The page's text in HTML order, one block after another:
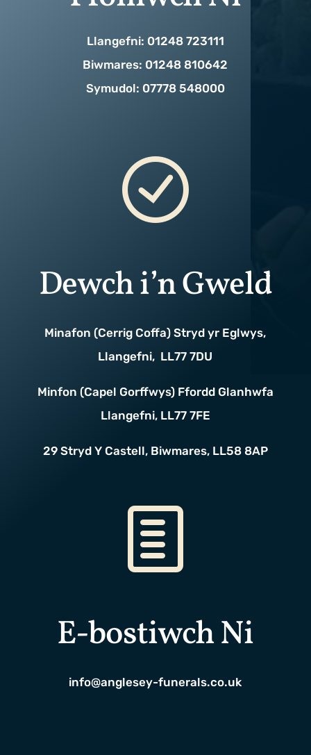
Llangefni: 01248 723111
Biwmares: 01248 810642
Symudol: 07778 548000
Dewch i’n Gweld
Minafon (Cerrig Coffa) Stryd yr Eglwys,
Llangefni, LL77 7DU
Minfon (Capel Gorffwys) Ffordd Glanhwfa
Llangefni, LL77 7FE
29 Stryd Y Castell, Biwmares, LL58 8AP
E-bostiwch Ni
info@anglesey-funerals.co.uk